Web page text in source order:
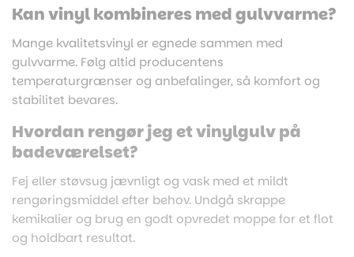
Kan vinyl kombineres med gulvvarme?
Mange kvalitetsvinyl er egnede sammen med
gulvvarme. Følg altid producentens
temperaturgrænser og anbefalinger, så komfort og
stabilitet bevares.
Hvordan rengør jeg et vinylgulv på
badeværelset?
Fej eller støvsug jævnligt og vask med et mildt
rengøringsmiddel efter behov. Undgå skrappe
kemikalier og brug en godt opvredet moppe for et flot
og holdbart resultat.